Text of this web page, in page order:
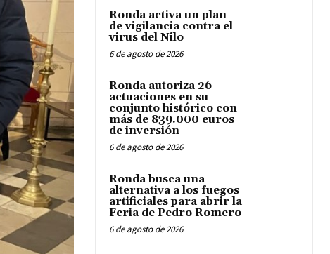
Ronda activa un plan
de vigilancia contra el
virus del Nilo
6 de agosto de 2026
Ronda autoriza 26
actuaciones en su
conjunto histórico con
más de 839.000 euros
de inversión
6 de agosto de 2026
Ronda busca una
alternativa a los fuegos
artificiales para abrir la
Feria de Pedro Romero
6 de agosto de 2026